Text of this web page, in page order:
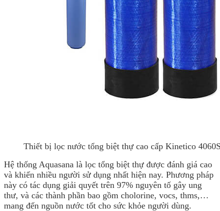
Thiết bị lọc nước tổng biệt thự cao cấp Kinetico
Hệ thống Aquasana là lọc tổng biệt thự được đánh giá cao
và khiến nhiều người sử dụng nhất hiện nay. Phương pháp
này có tác dụng giải quyết trên 97% nguyên tố gây ung
thư, và các thành phần bao gồm cholorine, vocs, thms,…
mang đến nguồn nước tốt cho sức khỏe người dùng.